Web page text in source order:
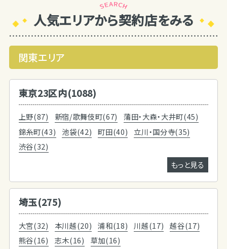
人気エリアから契約店をみる
関東エリア
東京23区内(1088)
上野(87) 新宿/歌舞伎町(67)
蒲田・大森・大井町(45)
錦糸町(43)
池袋(42) 町田(40)
立川・国分寺(35)
渋谷(32)
もっと見る
埼玉(275)
大宮(32) 本川越(20) 浦和(18) 川越(17)
越谷(17)
熊谷(16)
志木(16)
草加(16)